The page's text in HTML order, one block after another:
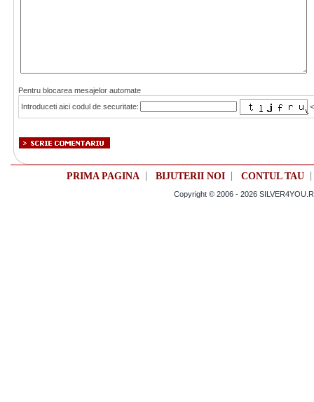
Pentru blocarea mesajelor automate
Introduceti aici codul de securitate:
PRIMA PAGINA BIJUTERII NOI CONTUL TAU
Copyright © 2006 - 2026